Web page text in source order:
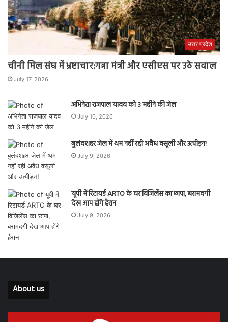
उत्तर प्रदेश
चीनी मिल संघ में भ्रष्टाचार:गन्ना मंत्री और एसीएस पर उठे सवाल
July 17, 2026
अभिनेता राजपाल यादव को 3 महीने की जेल
July 10, 2026
बुलंदशहर जेल में थम नहीं रही अवैध वसूली और उत्पीड़न!
July 9, 2026
यूपी में रिटायर्ड ARTO के घर विजिलेंस का छापा, बरामदगी
देख आप होंगे हैरान
July 9, 2026
About us